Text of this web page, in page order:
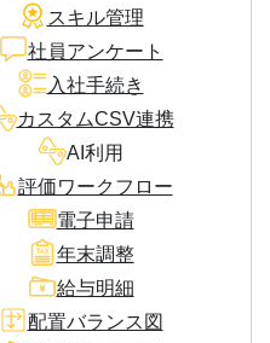
スキル管理
社員アンケート
入社手続き
カスタムCSV連携
AI利用
評価ワークフロー
電子申請
年末調整
給与明細
配置バランス図